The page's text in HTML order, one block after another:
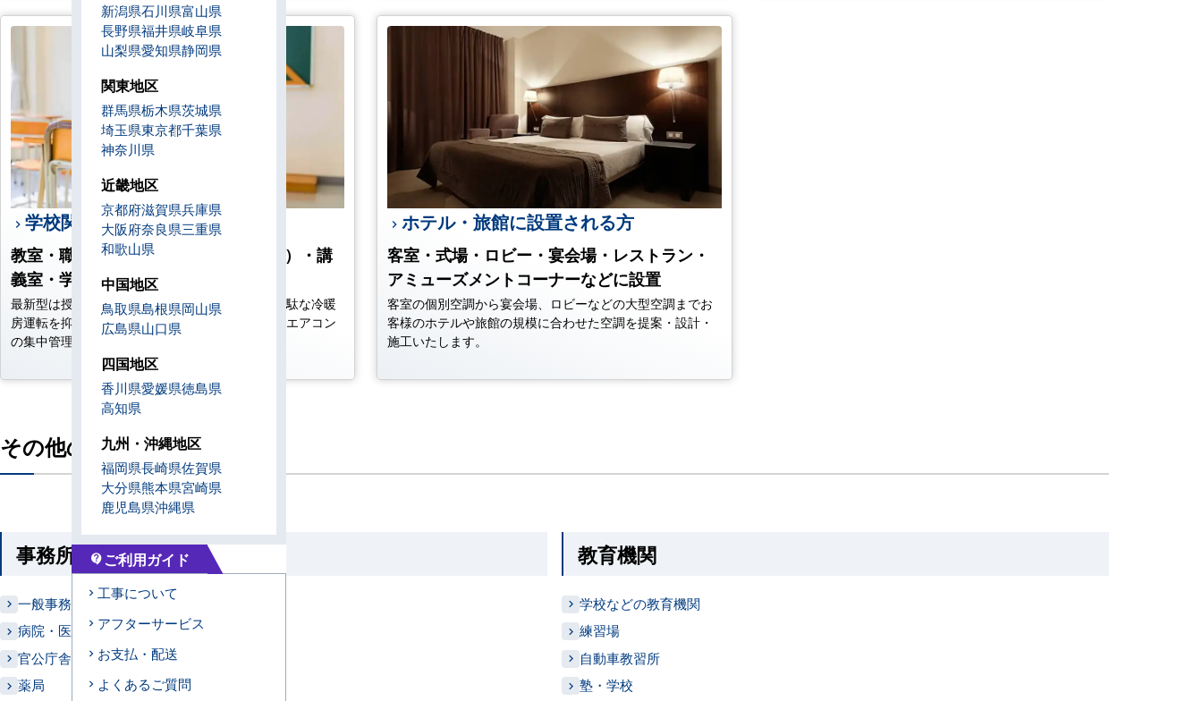
学校関連に設置される方
教室・職員室・特別室・ホール（講堂）・講
義室・学食・などに設置
最新型は授業中学習に集中できる静音設計で、無駄な冷暖
房運転を抑えて省エネも向上。職員室や事務室でエアコン
の集中管理もできます。
ホテル・旅館に設置される方
客室・式場・ロビー・宴会場・レストラン・
アミューズメントコーナーなどに設置
客室の個別空調から宴会場、ロビーなどの大型空調までお
客様のホテルや旅館の規模に合わせた空調を提案・設計・
施工いたします。
その他の設置場所
事務所系
一般事務所
病院・医院・診療所
官公庁舎
薬局
教育機関
学校などの教育機関
練習場
自動車教習所
塾・学校
新潟県石川県富山県
長野県福井県岐阜県
山梨県愛知県静岡県
関東地区
群馬県栃木県茨城県
埼玉県東京都千葉県
神奈川県
近畿地区
京都府滋賀県兵庫県
大阪府奈良県三重県
和歌山県
中国地区
鳥取県島根県岡山県
広島県山口県
四国地区
香川県愛媛県徳島県
高知県
九州・沖縄地区
福岡県長崎県佐賀県
大分県熊本県宮崎県
鹿児島県沖縄県
contact_support ご利用ガイド
工事について
アフターサービス
お支払・配送
よくあるご質問